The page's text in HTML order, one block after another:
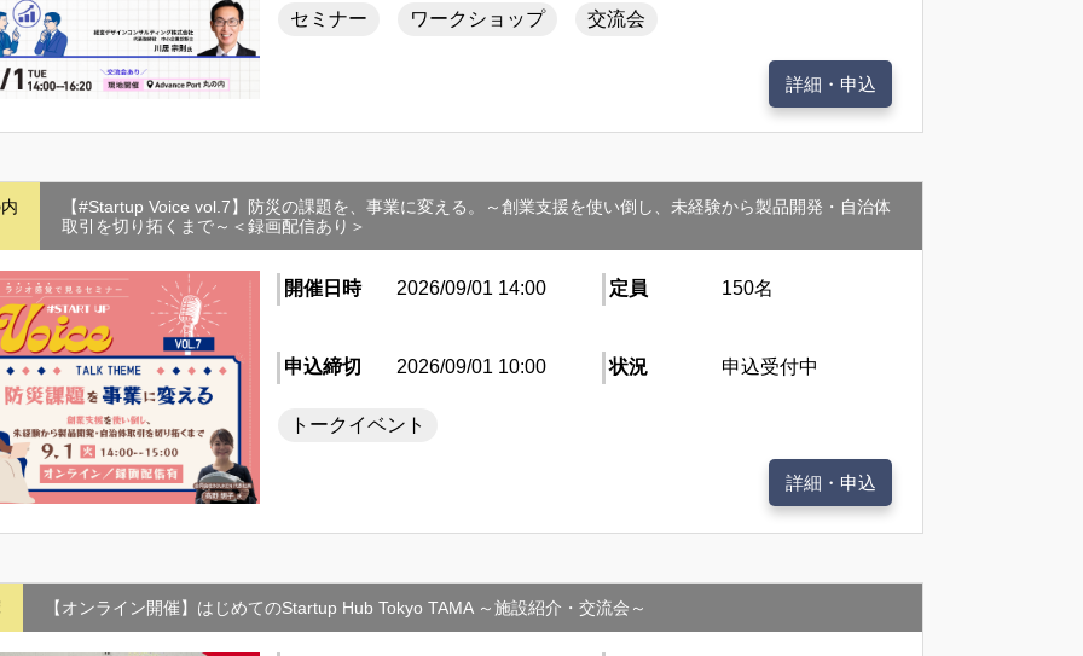
セミナー ワークショップ 交流会
詳細・申込
【#Startup Voice vol.7】防災の課題を、事業に変える。～創業支援を使い倒し、未経験から製品開発・自治体
取引を切り拓くまで～＜録画配信あり＞
開催日時 2026/09/01 14:00 定員 150名
申込締切 2026/09/01 10:00 状況 申込受付中
トークイベント
詳細・申込
【オンライン開催】はじめてのStartup Hub Tokyo TAMA ～施設紹介・交流会～